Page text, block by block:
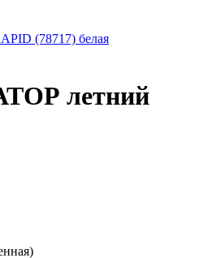
(78717) белая
летний